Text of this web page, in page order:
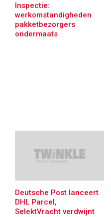
Inspectie:
werkomstandigheden
pakketbezorgers
ondermaats
Deutsche Post lanceert
DHL Parcel,
SelektVracht verdwijnt